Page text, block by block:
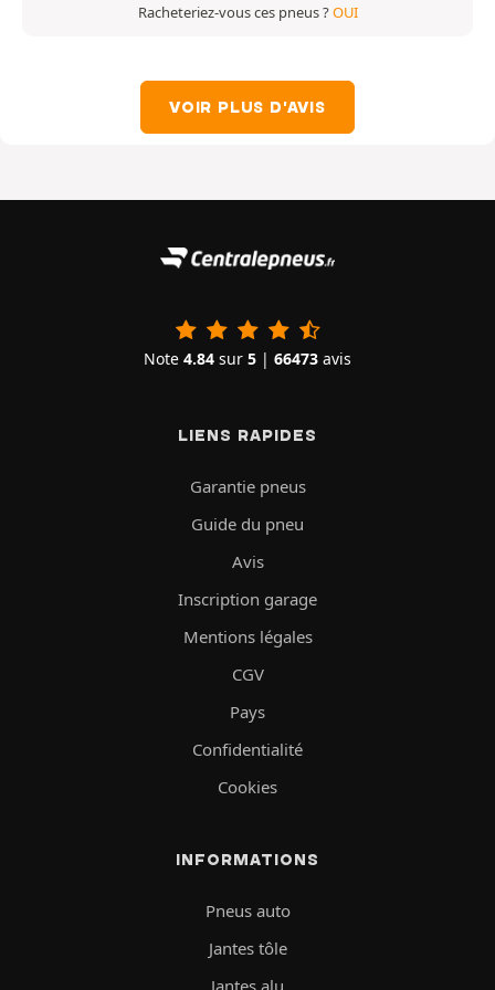
Racheteriez-vous ces pneus ?OUI
VOIR PLUS D'AVIS
Note 4.84 sur 5 | 66473 avis
LIENS RAPIDES
Garantie pneus
Guide du pneu
Avis
Inscription garage
Mentions légales
CGV
Pays
Confidentialité
Cookies
INFORMATIONS
Pneus auto
Jantes tôle